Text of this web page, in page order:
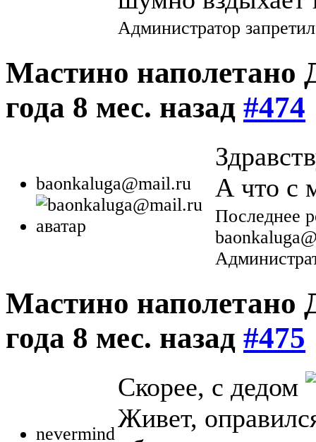
Администратор
Мастино наполетано
года 8 мес. назад #474
baonkaluga@mail.ru
А что с
Последнее
Мастино наполетано
года 8 мес. назад #475
nevermind
Скорее, с дедом
Живет,